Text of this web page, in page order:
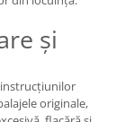
și
originale,